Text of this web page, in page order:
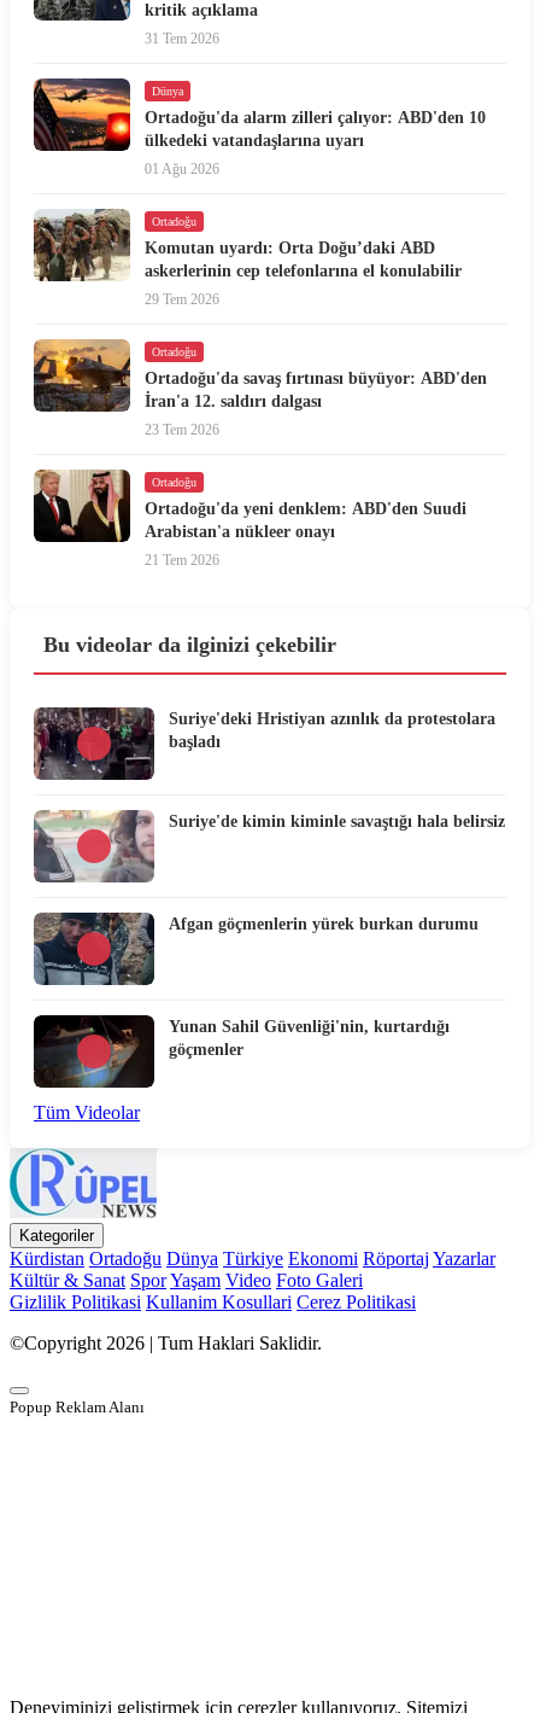
kritik açıklama
31 Tem 2026
Dünya
Ortadoğu'da alarm zilleri çalıyor: ABD'den 10
ülkedeki vatandaşlarına uyarı
01 Ağu 2026
Ortadoğu
Komutan uyardı: Orta Doğu’daki ABD
askerlerinin cep telefonlarına el konulabilir
29 Tem 2026
Ortadoğu
Ortadoğu'da savaş fırtınası büyüyor: ABD'den
İran'a 12. saldırı dalgası
23 Tem 2026
Ortadoğu
Ortadoğu'da yeni denklem: ABD'den Suudi
Arabistan'a nükleer onayı
21 Tem 2026
Bu videolar da ilginizi çekebilir
Suriye'deki Hristiyan azınlık da protestolara
başladı
Suriye'de kimin kiminle savaştığı hala belirsiz
Afgan göçmenlerin yürek burkan durumu
Yunan Sahil Güvenliği'nin, kurtardığı
göçmenler
Tüm Videolar
Kategoriler
Kürdistan Ortadoğu Dünya Türkiye Ekonomi Röportaj Yazarlar
Kültür & Sanat SporYaşam Video Foto Galeri
Gizlilik Politikasi Kullanim Kosullari Cerez Politikasi
©Copyright 2026 | Tum Haklari Saklidir.
Popup Reklam Alanı
Deneyiminizi geliştirmek için çerezler kullanıyoruz. Sitemizi